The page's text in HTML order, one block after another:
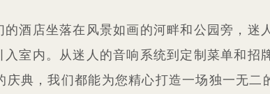
酒店坐落在风景如画的河畔和公园旁，迷
室内。从迷人的音响系统到定制菜单和招
典，我们都能为您精心打造一场独一无二